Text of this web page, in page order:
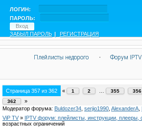
ЛОГИН:
ПАРОЛЬ:
ЗАБЫЛ ПАРОЛЬ | РЕГИСТРАЦИЯ
Плейлисты недорого · Форум IPTV
Страница 357 из 362 « 1 2 355 356
362
»
Модератор форума: Buldozer34 serjio1990 AlexanderA
ViP TV » IPTV форум: плейлисты, инструкции,
возрастных ограничений